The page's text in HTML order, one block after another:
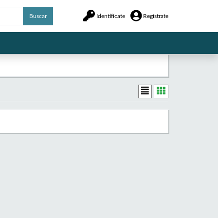
Buscar Identifícate Regístrate